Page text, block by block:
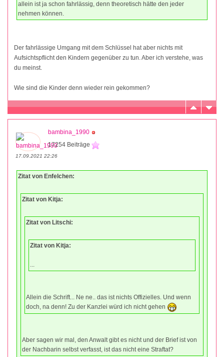
allein ist ja schon fahrlässig, denn theoretisch hätte den jeder
nehmen können.
Der fahrlässige Umgang mit dem Schlüssel hat aber nichts mit
Aufsichtspflicht den Kindern gegenüber zu tun. Aber ich verstehe, was
du meinst.
Wie sind die Kinder denn wieder rein gekommen?
bambina_1990
17254 Beiträge
17.09.2021 22:26
Zitat von Enfelchen:
Zitat von Kitja:
Zitat von Litschi:
Zitat von Kitja:
...
Allein die Schrift... Ne ne.. das ist nichts Offizielles. Und wenn
doch, na denn! Zu der Kanzlei würd ich nicht gehen
Aber sagen wir mal, den Anwalt gibt es nicht und der Brief ist von
der Nachbarin selbst verfasst, ist das nicht eine Straftat?